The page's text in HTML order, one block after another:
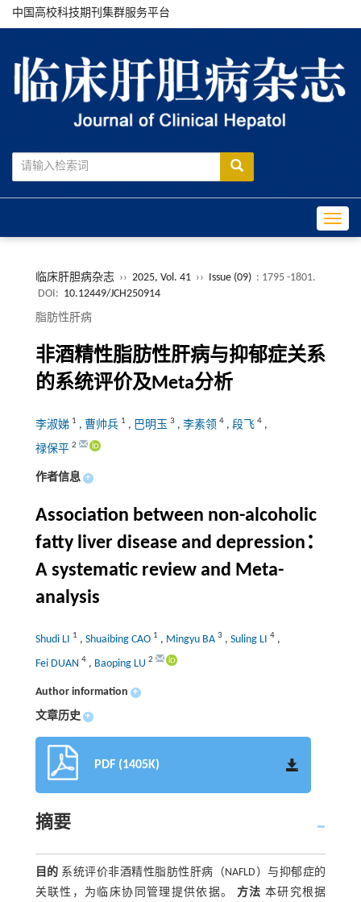
中国高校科技期刊集群服务平台
临床肝胆病杂志 ›› 2025, Vol. 41 ›› Issue (09) : 1795 -1801.
DOI: 10.12449/JCH250914
脂肪性肝病
非酒精性脂肪性肝病与抑郁症关系
的系统评价及Meta分析
李淑娣 1 , 曹帅兵 1 , 巴明玉 3 , 李素领 4, 段飞 4,
禄保平 2
作者信息 +
Association between non-alcoholic
fatty liver disease and depression：
A systematic review and Meta-
analysis
Shudi LI 1 , Shuaibing CAO 1 , Mingyu BA 3 , Suling LI 4,
Fei DUAN 4, Baoping LU 2
Author information +
文章历史 +
PDF (1405K)
摘要
目的 系统评价非酒精性脂肪性肝病（NAFLD）与抑郁症的
关联性，为临床协同管理提供依据。 方法 本研究根据